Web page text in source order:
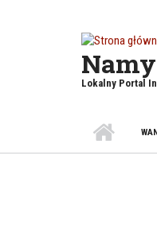
Lokalny Portal